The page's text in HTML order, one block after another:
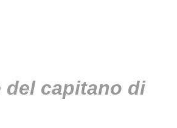
del capitano di